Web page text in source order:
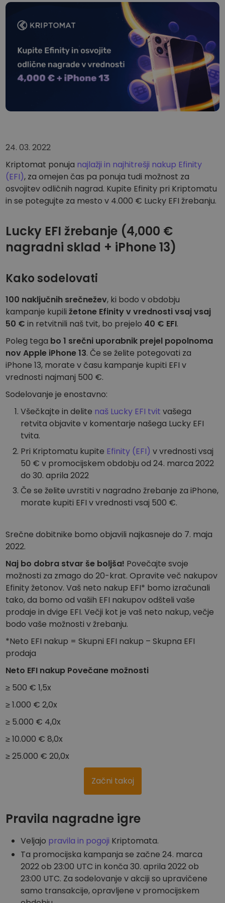
...danes bi bil vreden
Pameten način vlaganja v kriptovalute
Varna in enostavna kripto denarnica
Raziskovalec naložb
Najdi svojo kripto strategijo
Ponavljajoči nakup
Redno načrtovane naložbe (DCA)
Opozorila o ceni
Ažurne informacije o cenah vaših najljubših žetonov
Odkrijte naložbene priložnosti
Analitika portfelja
24. 03. 2022
Kriptomat ponuja najlažji in najhitrešji nakup Efinity
(EFI), za omejen čas pa ponuja tudi možnost za
osvojitev odličnih nagrad. Kupite Efinity pri Kriptomatu
in se potegujte za mesto v 4.000 € Lucky EFI žrebanju.
Lucky EFI žrebanje (4,000 €
nagradni sklad + iPhone 13)
Kako sodelovati
100 naključnih srečnežev, ki bodo v obdobju
kampanje kupiližetone Efinity v vrednosti vsaj vsaj
50 € in retvitnili naš tvit, bo prejelo 40 € EFI.
Poleg tega bo 1 srečni uporabnik prejel popolnoma
nov Apple iPhone 13. Če se želite potegovati za
iPhone 13, morate v času kampanje kupiti EFI v
vrednosti najmanj 500 €.
Sodelovanje je enostavno:
Všečkajte in delite naš Lucky EFI tvit vašega
retvita objavite v komentarje našega Lucky EFI
tvita.
Pri Kriptomatu kupite Efinity (EFI) v vrednosti vsaj
50 € v promocijskem obdobju od 24. marca 2022
do 30. aprila 2022
Če se želite uvrstiti v nagradno žrebanje za iPhone,
morate kupiti EFI v vrednosti vsaj 500 €.
Srečne dobitnike bomo objavili najkasneje do 7. maja
2022.
Naj bo dobra stvar še boljša! Povečajte svoje
možnosti za zmago do 20-krat. Opravite več nakupov
Efinity žetonov. Vaš neto nakup EFI* bomo izračunali
tako, da bomo od vaših EFI nakupov odšteli vaše
prodaje in dvige EFI. Večji kot je vaš neto nakup, večje
bodo vaše možnosti v žrebanju.
*Neto EFI nakup = Skupni EFI nakup – Skupna EFI
prodaja
Neto EFI nakup Povečane možnosti
≥ 500 € 1,5x
≥ 1.000 € 2,0x
≥ 5.000 € 4,0x
≥ 10.000 € 8,0x
≥ 25.000 € 20,0x
Začni takoj
Pravila nagradne igre
Veljajo pravila in pogoji Kriptomata.
Ta promocijska kampanja se začne 24. marca
2022 ob 23:00 UTC in konča 30. aprila 2022 ob
23:00 UTC. Za sodelovanje v akciji so upravičene
samo transakcije, opravljene v promocijskem